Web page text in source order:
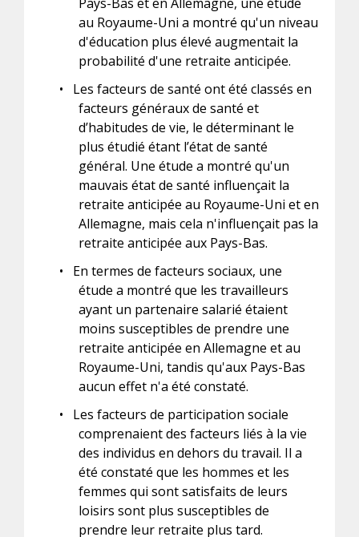
Pays-Bas et en Allemagne, une étude
au Royaume-Uni a montré qu'un niveau
d'éducation plus élevé augmentait la
probabilité d'une retraite anticipée.
•
Les facteurs de santé ont été classés en
facteurs généraux de santé et
d’habitudes de vie, le déterminant le
plus étudié étant l’état de santé
général. Une étude a montré qu'un
mauvais état de santé influençait la
retraite anticipée au Royaume-Uni et en
Allemagne, mais cela n'influençait pas la
retraite anticipée aux Pays-Bas.
•
En termes de facteurs sociaux, une
étude a montré que les travailleurs
ayant un partenaire salarié étaient
moins susceptibles de prendre une
retraite anticipée en Allemagne et au
Royaume-Uni, tandis qu'aux Pays-Bas
aucun effet n'a été constaté.
•
Les facteurs de participation sociale
comprenaient des facteurs liés à la vie
des individus en dehors du travail. Il a
été constaté que les hommes et les
femmes qui sont satisfaits de leurs
loisirs sont plus susceptibles de
prendre leur retraite plus tard.